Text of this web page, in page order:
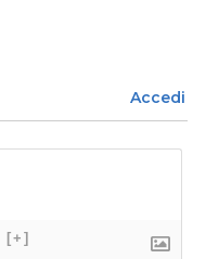
Accedi
[+]